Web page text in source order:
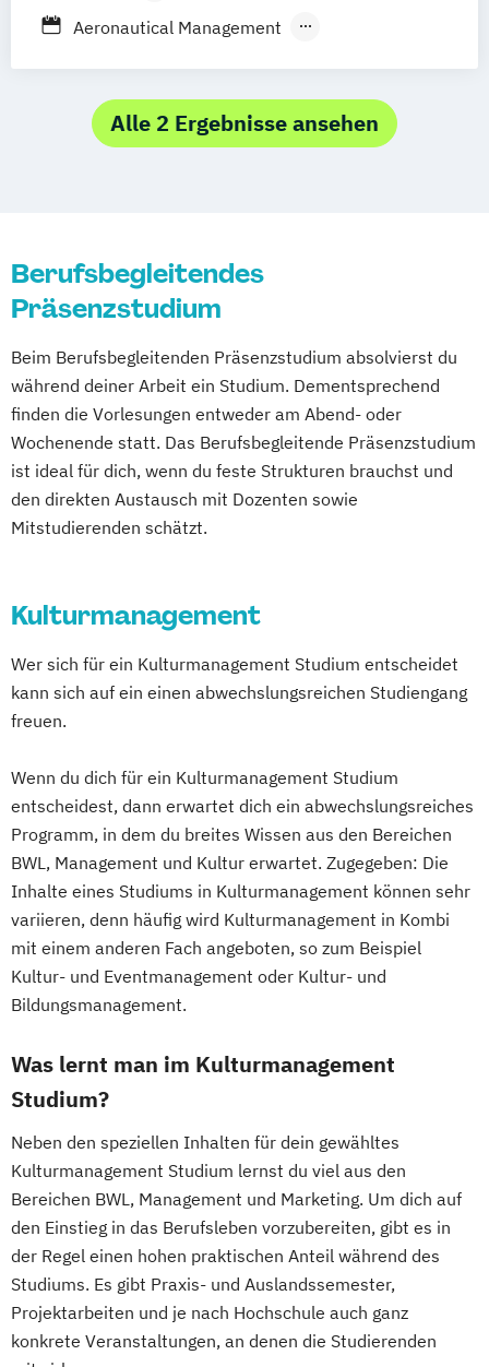
Berufsbegleitendes Präsenzstudium
Aeronautical Management
Kulturmanagement
Luftfahrtsystemtechnik und -management
Alle 2 Ergebnisse ansehen
Berufsbegleitendes
Präsenzstudium
Beim Berufsbegleitenden Präsenzstudium absolvierst du
während deiner Arbeit ein Studium. Dementsprechend
finden die Vorlesungen entweder am Abend- oder
Wochenende statt. Das Berufsbegleitende Präsenzstudium
ist ideal für dich, wenn du feste Strukturen brauchst und
den direkten Austausch mit Dozenten sowie
Mitstudierenden schätzt.
Kulturmanagement
Wer sich für ein Kulturmanagement Studium entscheidet
kann sich auf ein einen abwechslungsreichen Studiengang
freuen.
Wenn du dich für ein Kulturmanagement Studium
entscheidest, dann erwartet dich ein abwechslungsreiches
Programm, in dem du breites Wissen aus den Bereichen
BWL, Management und Kultur erwartet. Zugegeben: Die
Inhalte eines Studiums in Kulturmanagement können sehr
variieren, denn häufig wird Kulturmanagement in Kombi
mit einem anderen Fach angeboten, so zum Beispiel
Kultur- und Eventmanagement oder Kultur- und
Bildungsmanagement.
Was lernt man im Kulturmanagement
Studium?
Neben den speziellen Inhalten für dein gewähltes
Kulturmanagement Studium lernst du viel aus den
Bereichen BWL, Management und Marketing. Um dich auf
den Einstieg in das Berufsleben vorzubereiten, gibt es in
der Regel einen hohen praktischen Anteil während des
Studiums. Es gibt Praxis- und Auslandssemester,
Projektarbeiten und je nach Hochschule auch ganz
konkrete Veranstaltungen, an denen die Studierenden